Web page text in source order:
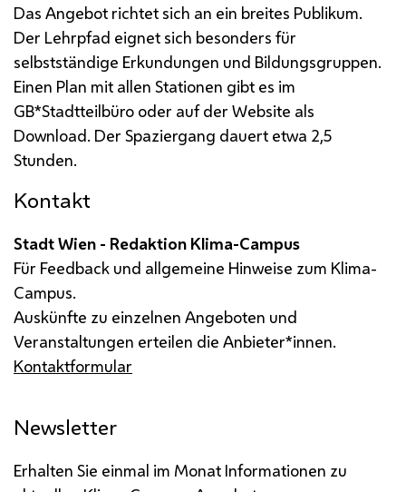
Das Angebot richtet sich an ein breites Publikum.
Der Lehrpfad eignet sich besonders für
selbstständige Erkundungen und Bildungsgruppen.
Einen Plan mit allen Stationen gibt es im
GB*Stadtteilbüro oder auf der Website als
Download. Der Spaziergang dauert etwa 2,5
Stunden.
Kontakt
Stadt Wien - Redaktion Klima-Campus
Für Feedback und allgemeine Hinweise zum Klima-
Campus.
Auskünfte zu einzelnen Angeboten und
Veranstaltungen erteilen die Anbieter*innen.
Kontaktformular
Newsletter
Erhalten Sie einmal im Monat Informationen zu